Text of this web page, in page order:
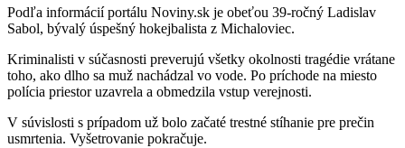
Podľa informácií portálu Noviny.sk je obeťou 39-ročný Ladislav
Sabol, bývalý úspešný hokejbalista z Michaloviec.
Kriminalisti v súčasnosti preverujú všetky okolnosti tragédie vrátane
toho, ako dlho sa muž nachádzal vo vode. Po príchode na miesto
polícia priestor uzavrela a obmedzila vstup verejnosti.
V súvislosti s prípadom už bolo začaté trestné stíhanie pre prečin
usmrtenia. Vyšetrovanie pokračuje.